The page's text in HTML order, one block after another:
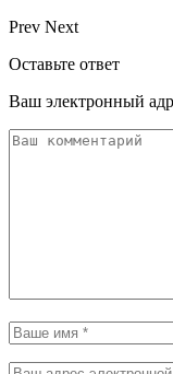
Prev Next
Оставьте ответ
Ваш электронный